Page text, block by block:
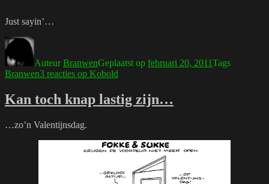
Just sayin’…
AuteurBranwenGeplaatst op februari 20, 2011Tags
Branwen3 reacties op Kobold
Kan toch knap lastig zijn…
…zo’n Valentijnsdag.